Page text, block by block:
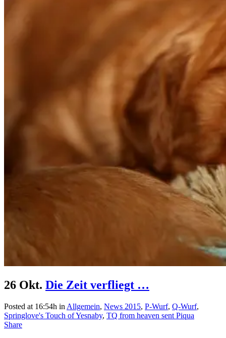
26 Okt. Die Zeit verfliegt …
Posted at 16:54h in Allgemein, News 2015, P-Wurf, Q-Wurf,
Springlove's Touch of Yesnaby, TQ from heaven sent Piqua
Share